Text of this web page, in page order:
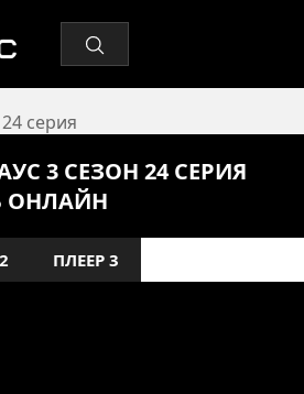
серия
3 СЕЗОН 24 СЕРИЯ
ОНЛАЙН
ПЛЕЕР 3